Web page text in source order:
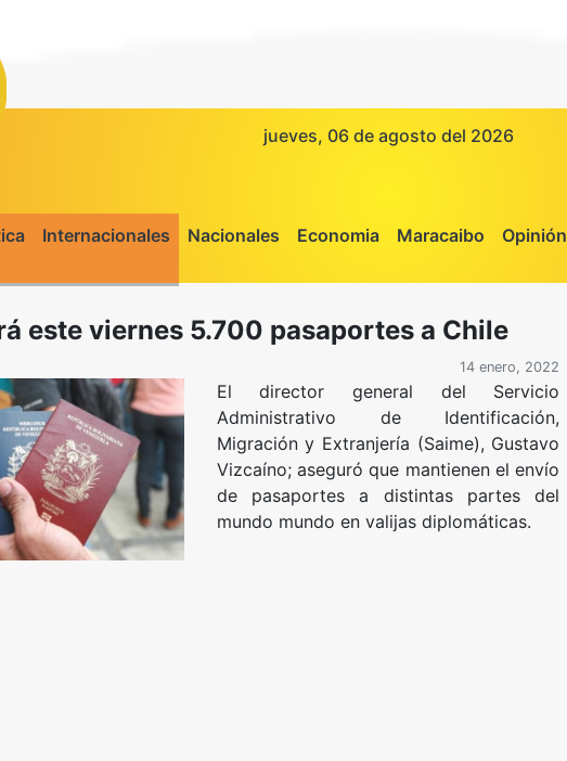
jueves, 06 de agosto del 2026
Internacionales Nacionales Economia Maracaibo Opinión
este viernes 5.700 pasaportes a Chile
14 enero, 2022
El director general del Servicio
Administrativo de Identificación,
Migración y Extranjería (Saime), Gustavo
Vizcaíno; aseguró que mantienen el envío
de pasaportes a distintas partes del
mundo mundo en valijas diplomáticas.